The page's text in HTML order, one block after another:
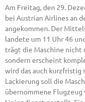
Am Freitag, den 29.
bei Austrian Airlines an
angekommen. Der
landete um 11 Uhr 46
trägt die Maschine nicht
sondern erscheint
wird das auch kurzfristig
Lackierung soll die
übernommene